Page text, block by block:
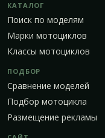
КАТАЛОГ
Поиск по моделям
Марки мотоциклов
Классы мотоциклов
ПОДБОР
Сравнение моделей
Подбор мотоцикла
Размещение рекламы